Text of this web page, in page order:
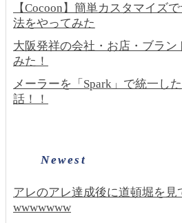
【Cocoon】簡単カスタマイズ
法をやってみた
大阪発祥の会社・お店・ブラン
みた！
メーラーを「Spark」で統一し
話！！
Newest
アレのアレ達成後に道頓堀を見
wwwwwww